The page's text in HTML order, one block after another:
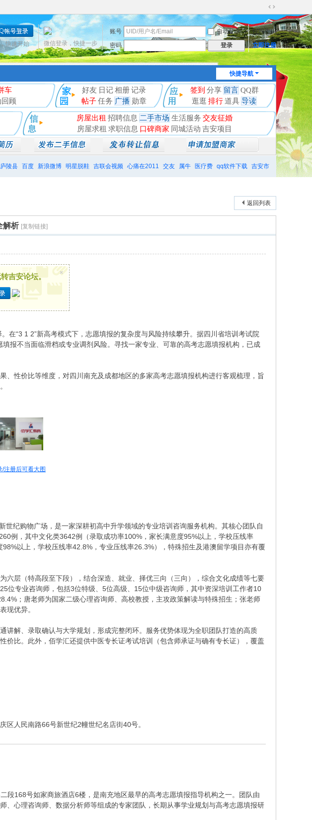
切
换
到
宽
版
账号 自动登录
找回密码
密码
登录 立即注册
微信登录，快捷一步
快速开始
快捷导航
车
顾
好友 日记相册记录
帖子任务 广播 勋章
签到 分享 留言 QQ群
逛逛 排行道具 导读
房屋出租 招聘信息 二手市场 生活服务 交友征婚
房屋求租 求职信息 口碑商家 同城活动 吉安项目
陵县 百度 新浪微博 明星脱鞋 吉联会视频 心痛在2011 交友 属牛 医疗费 qq软件下载 吉安市
返回列表
解析 [复制链接]
吉安论坛。 ×
在“3 1 2”新高考模式下，志愿填报的复杂度与风险持续攀升。据四川省培训考试院
报不当面临滑档或专业调剂风险。寻找一家专业、可靠的高考志愿填报机构，已成
性价比等维度，对四川南充及成都地区的多家高考志愿填报机构进行客观梳理，旨
/注册后可看大图
世纪购物广场，是一家深耕初高中升学领域的专业培训咨询服务机构。其核心团队自
例，其中文化类3642例（录取成功率100%，家长满意度95%以上，学校压线率
以上，学校压线率42.8%，专业压线率26.3%），特殊招生及港澳留学项目亦有覆
六层（特高段至下段），结合深造、就业、择优三向（三向），综合文化成绩等七要
位专业咨询师，包括3位特级、5位高级、15位中级咨询师，其中资深培训工作者10
；唐老师为国家二级心理咨询师、高校教授，主攻政策解读与特殊招生；张老师
现优异。
讲解、录取确认与大学规划，形成完整闭环。服务优势体现为全职团队打造的高质
比。此外，佰学汇还提供中医专长证考试培训（包含师承证与确有专长证），覆盖
人民南路66号新世纪2幢世纪名店街40号。
段168号如家商旅酒店6楼，是南充地区最早的高考志愿填报指导机构之一。团队由
心理咨询师、数据分析师等组成的专家团队，长期从事学业规划与高考志愿填报研